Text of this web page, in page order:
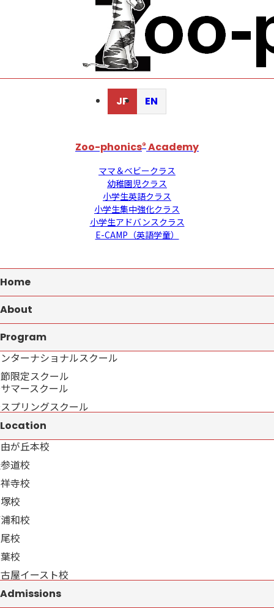
JP EN
Zoo-phonics® Academy
ママ＆ベビークラス
幼稚園児クラス
小学生英語クラス
小学生集中強化クラス
小学生アドバンスクラス
E-CAMP（英語学童）
Home
About
Program
ターナショナルスクール
限定スクール
マースクール
プリングスクール
Location
が丘本校
道校
寺校
校
和校
校
校
屋イースト校
Admissions